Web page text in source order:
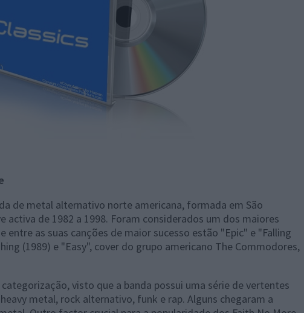
de metal alternativo norte americana, formada em São
activa de 1982 a 1998. Foram considerados um dos maiores
entre as suas canções de maior sucesso estão "Epic" e "Falling
(1989) e "Easy", cover do grupo americano The Commodores,
visto que a banda possui uma série de vertentes
metal, rock alternativo, funk e rap. Alguns chegaram a